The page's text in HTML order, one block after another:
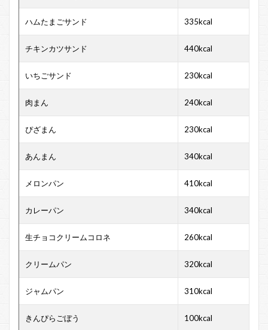
ハムたまごサンド 335kcal
チキンカツサンド 440kcal
いちごサンド 230kcal
肉まん 240kcal
ぴざまん 230kcal
あんまん 340kcal
メロンパン 410kcal
カレーパン 340kcal
生チョコクリームコロネ 260kcal
クリームパン 320kcal
ジャムパン 310kcal
きんぴらごぼう 100kcal